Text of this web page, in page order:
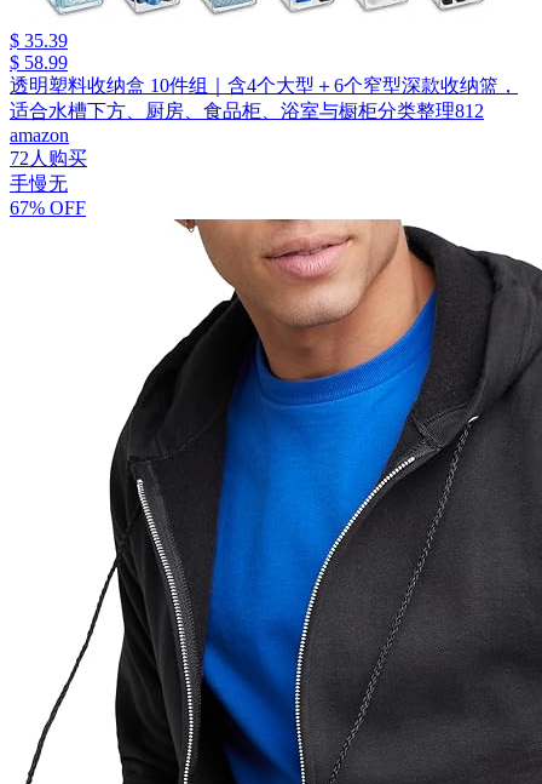
$ 35.39
$ 58.99
透明塑料收纳盒 10件组｜含4个大型＋6个窄型深款收纳篮，
适合水槽下方、厨房、食品柜、浴室与橱柜分类整理812
amazon
72人购买
手慢无
67% OFF